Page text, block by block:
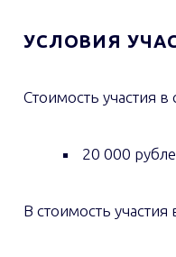
УСЛОВИЯ
Стоимость участия в
20 000
В стоимость